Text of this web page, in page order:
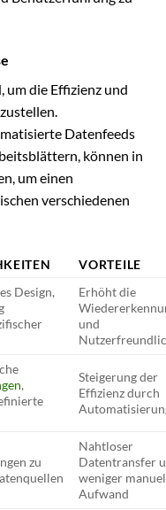
die Effizienz und
Datenfeeds
können in
um einen
verschiedenen
VORTEILE
Design,
Erhöht die
und
,
Steigerung der
Effizienz durch
zu
Nahtloser
Datentransfer
weniger
Aufwand